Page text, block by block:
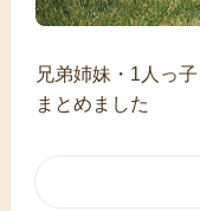
兄弟姉妹・1人っ
まとめました